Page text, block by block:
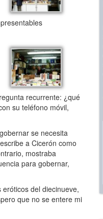
recurrente: ¿qué
su teléfono móvil,
se necesita
a Cicerón como
mostraba
para gobernar,
eróticos del diecinueve,
que no se entere mi